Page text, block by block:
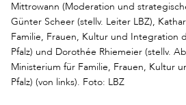
Mittrowann (Moderation und
Günter Scheer (stellv. Leiter LBZ),
Familie, Frauen, Kultur und Integration
Pfalz) und Dorothée Rhiemeier (stellv.
Ministerium für Familie, Frauen, Kultur
Pfalz) (von links). Foto: LBZ